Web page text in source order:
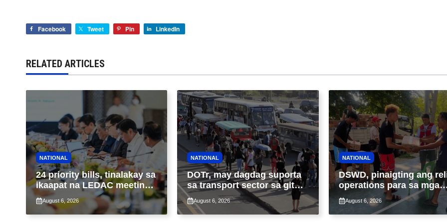
Facebook Tweet Pin LinkedIn
RELATED ARTICLES
NATIONAL
24 priority bills, tinalakay sa
ikaapat na LEDAC meeting
sa pangunguna ni PBBM
August 6, 2026
NATIONAL
DOTr, may dagdag suporta
sa transport sector sa gitna
ng patuloy na suspensyon
ng taas-pasahe
August 6, 2026
NATIONAL
DSWD, pinaigting ang
operations para sa mga
apektado ng habagat at
Bagyong Luis, Maymay
August 6, 2026